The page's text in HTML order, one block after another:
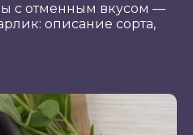
с отменным вкусом —
описание сорта,